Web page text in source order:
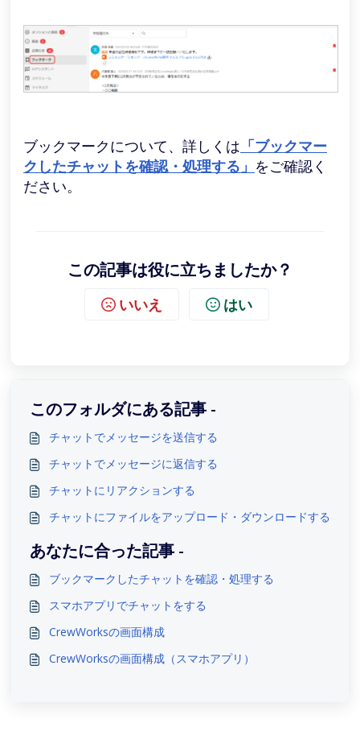
ブックマークについて、詳しくは 「ブックマー
クしたチャットを確認・処理する」 をご確認く
ださい。
この記事は役に立ちましたか？
いいえ はい
このフォルダにある記事 -
チャットでメッセージを送信する
チャットでメッセージに返信する
チャットにリアクションする
チャットにファイルをアップロード・ダウンロードする
あなたに合った記事 -
ブックマークしたチャットを確認・処理する
スマホアプリでチャットをする
CrewWorksの画面構成
CrewWorksの画面構成（スマホアプリ）